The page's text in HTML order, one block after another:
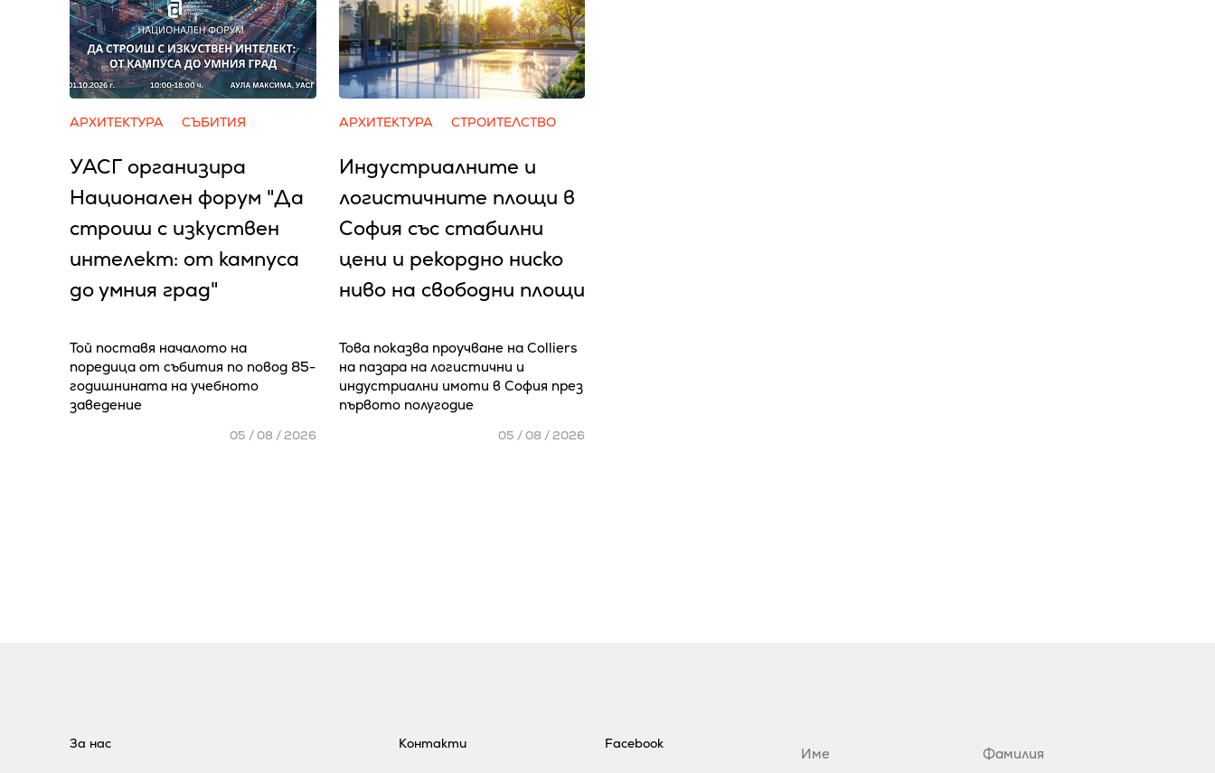
АРХИТЕКТУРА СЪБИТИЯ
УАСГ организира
Национален форум "Да
строиш с изкуствен
интелект: от кампуса
до умния град"
Той поставя началото на
поредица от събития по повод 85-
годишнината на учебното
заведение
05 / 08 / 2026
АРХИТЕКТУРА СТРОИТЕЛСТВО
Индустриалните и
логистичните площи в
София със стабилни
цени и рекордно ниско
ниво на свободни площи
Това показва проучване на Colliers
на пазара на логистични и
индустриални имоти в София през
първото полугодие
05 / 08 / 2026
За нас Контакти Facebook